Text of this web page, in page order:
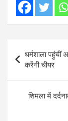
Post
navigation
धर्मशाला पहुंचीं
करेंगी चीयर
शिमला में